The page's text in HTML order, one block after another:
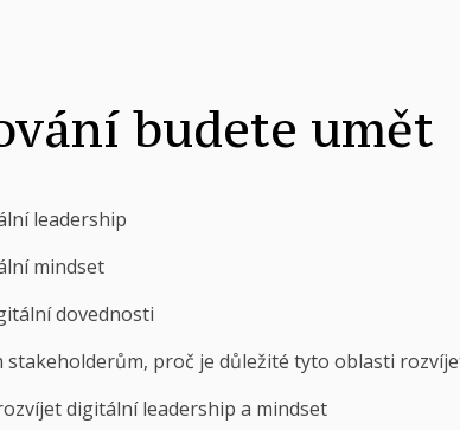
budete umět
leadership
mindset
dovednosti
proč je důležité tyto oblasti
digitální leadership a mindset